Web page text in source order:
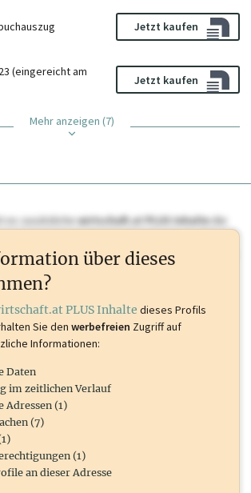
Jetzt kaufen
(eingereicht am
Jetzt kaufen
Mehr anzeigen (7)
es zusätzlichewirtschaft.at PLUS Inhaltedie
können. Schalten Sie dieses Profil frei
ein um diese Inhalte zu sehen. wirtschaft.at PLUS
OTS-Aussendungen, und viele
über dieses
PLUS Inhalte dieses Profils
Sie den werbefreien Zugriff auf
Informationen:
Daten
im zeitlichen Verlauf
Adressen (1)
(7)
(1)
an dieser Adresse